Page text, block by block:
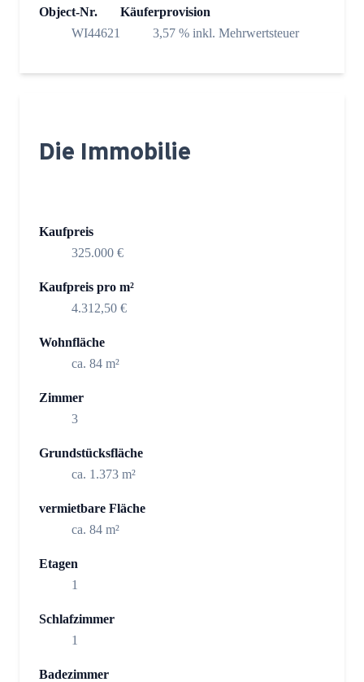
Object-Nr.
WI44621
Käuferprovision
3,57 % inkl. Mehrwertsteuer
Die Immobilie
Kaufpreis
325.000 €
Kaufpreis pro m²
4.312,50 €
Wohnfläche
ca. 84 m²
Zimmer
3
Grundstücksfläche
ca. 1.373 m²
vermietbare Fläche
ca. 84 m²
Etagen
1
Schlafzimmer
1
Badezimmer